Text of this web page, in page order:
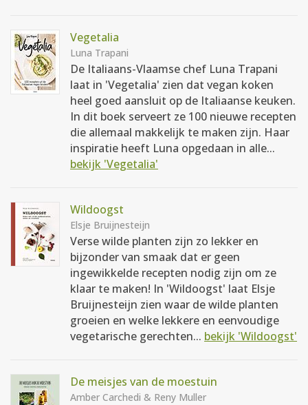
Vegetalia
Luna Trapani
De Italiaans-Vlaamse chef Luna Trapani
laat in 'Vegetalia' zien dat vegan koken
heel goed aansluit op de Italiaanse keuken.
In dit boek serveert ze 100 nieuwe recepten
die allemaal makkelijk te maken zijn. Haar
inspiratie heeft Luna opgedaan in alle...
bekijk 'Vegetalia'
Wildoogst
Elsje Bruijnesteijn
Verse wilde planten zijn zo lekker en
bijzonder van smaak dat er geen
ingewikkelde recepten nodig zijn om ze
klaar te maken! In 'Wildoogst' laat Elsje
Bruijnesteijn zien waar de wilde planten
groeien en welke lekkere en eenvoudige
vegetarische gerechten... bekijk 'Wildoogst'
De meisjes van de moestuin
Amber Carchedi & Reny Muller